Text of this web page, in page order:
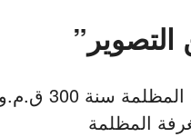
هو أول مَن بحث في
المظلمة